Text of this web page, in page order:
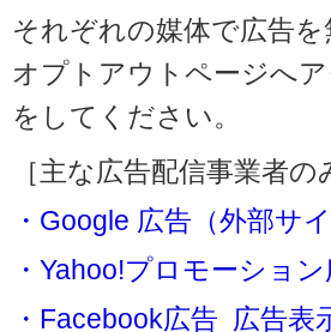
それぞれの媒体で広告
オプトアウトページへ
をしてください。
［主な広告配信事業者の
・Google 広告（外部サ
・Yahoo!プロモーショ
・Facebook広告 広告